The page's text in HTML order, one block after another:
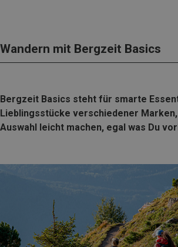
Wandern mit Bergzeit Basics
Bergzeit Basics steht für smarte
Lieblingsstücke verschiedener
Auswahl leicht machen, egal was Du